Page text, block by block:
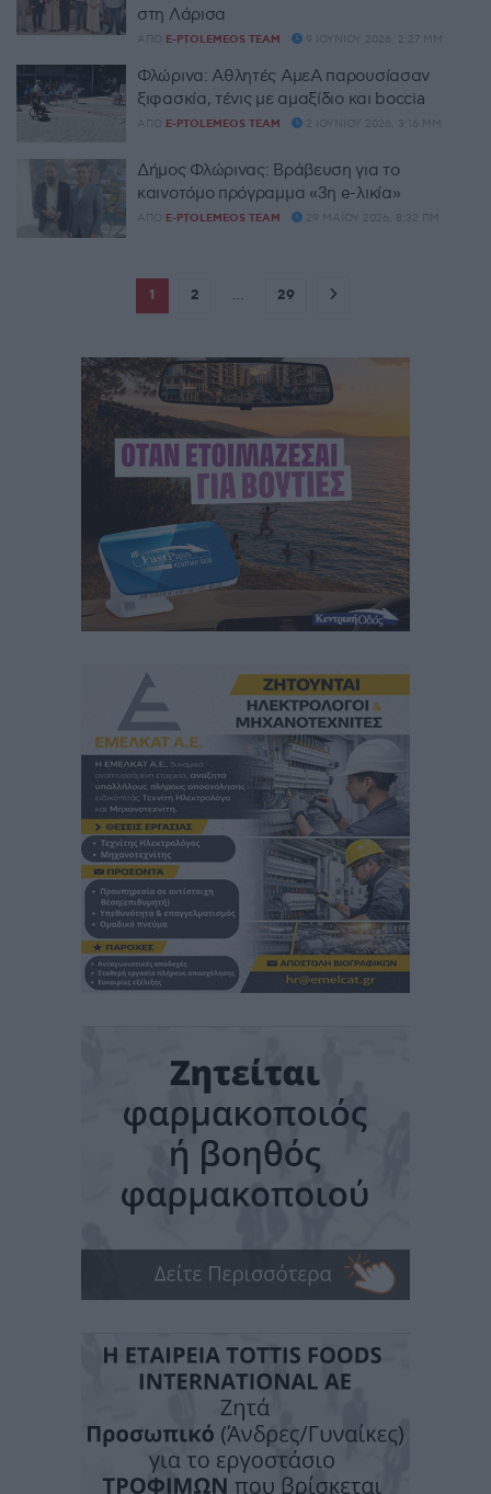
στη Λάρισα
ΑΠΌ E-PTOLEMEOS TEAM 9 ΙΟΥΝΊΟΥ 2026, 2:27 ΜΜ
Φλώρινα: Αθλητές ΑμεΑ παρουσίασαν
ξιφασκία, τένις με αμαξίδιο και boccia
ΑΠΌ E-PTOLEMEOS TEAM 2 ΙΟΥΝΊΟΥ 2026, 3:16 ΜΜ
Δήμος Φλώρινας: Βράβευση για το
καινοτόμο πρόγραμμα «3η e-λικία»
ΑΠΌ E-PTOLEMEOS TEAM 29 ΜΑΪ́ΟΥ 2026, 8:32 ΠΜ
1 2 … 29